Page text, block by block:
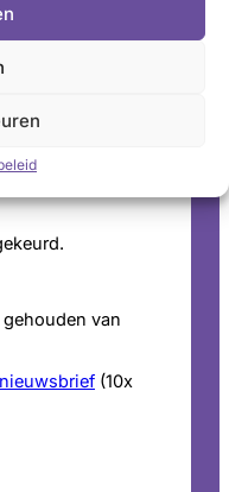
en
bekijk
van
nieuwsbrief (10x